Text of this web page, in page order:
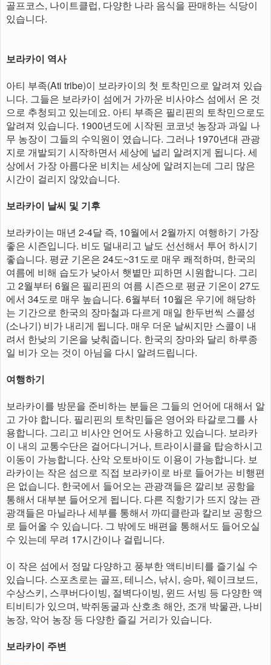
골프코스, 나이트클럽, 다양한 나라 음식을 판매하는 식당이
있습니다.
보라카이 역사
아티 부족(Ati tribe)이 보라카이의 첫 토착민으로 알려져 있습
니다. 그들은 보라카이 섬에거 가까운 비사야스 섬에서 온 것
으로 추청되고 있는데요. 아티 부족은 필리핀의 토착민으로도
알려져 있습니다. 1900년도에 시작된 코코넛 농장과 과일 나
무 농장이 그들의 수익원이 였습니다. 그러나 1970년대 관광
지로 개발되기 시작하면서 세상에 널리 알려지게 됩니다. 세
상에서 가장 아름다운 비치는 세상에 알려지는데 그리 많은
시간이 걸리지 않았습니다.
보라카이 날씨 및 기후
보라카이는 매년 2-4달 즉, 10월에서 2월까지 여행하기 가장
좋은 시즌입니다. 비도 덜내리고 날도 선선해서 투어 하시기
좋습니다. 평균 기온은 24도~31도로 매우 쾌적하며, 한국의
여름에 비해 습도가 낮아서 햇볕만 피하면 시원합니다. 그리
고 2월부터 6월은 필리핀의 여름 시즌으로 평균 기온이 27도
에서 34도로 매우 높습니다. 6월부터 10월은 우기에 해당하
는 기간으로 한국의 장마철과 다르게 매일 한두번씩 스콜성
(소나기) 비가 내리게 됩니다. 매우 더운 날씨지만 스콜이 내
려서 한낮의 기온을 낮춰줍니다. 한국의 장마와 달리 하루종
일 비가 오는 것이 아님을 다시 알려드립니다.
여행하기
보라카이를 방문을 준비하는 분들은 그들의 언어에 대해서 알
고 가야 합니다. 필리핀의 토착민들은 영어와 타갈로그를 사
용합니다. 그리고 비사얀 언어도 사용하고 있습니다. 보라카
이 내의 교통수단은 걸어다니거나, 트라이시클을 탑승하시고
이동이 가능합니다. 산악 오토바이도 이용이 가능합니다. 보
라카이는 작은 섬으로 직접 보라카이로 바로 들어가는 비행편
은 없습니다. 한국에서 들어오는 관광객들은 깔리보 공항을
통해서 대부분 들어오게 됩니다. 다른 직항기가 뜨지 않는 관
광객들은 마닐라나 세부를 통해서 까띠클란과 칼리보 공항으
로 들어올 수 있습니다. 그 밖에도 배편을 통해서도 들어오실
수 있는데 무려 17시간이나 걸립니다.
이 작은 섬에서 정말 다양하고 풍부한 액티비티를 즐기실 수
있습니다. 스포츠로는 골프, 테니스, 낚시, 승마, 웨이크보드,
수상스키, 스쿠버다이빙, 절벽다이빙, 윈드 서빙 등 다양한 액
티비티가 있으며, 박쥐동굴과 산호초 해안, 조개 박물관, 나비
농장, 악어 농장 등 다양한 즐길 거리가 있습니다.
보라카이 주변